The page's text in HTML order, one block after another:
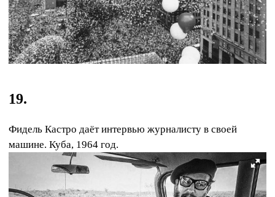
19.
Фидель Кастро даёт интервью журналисту в своей
машине. Куба, 1964 год.